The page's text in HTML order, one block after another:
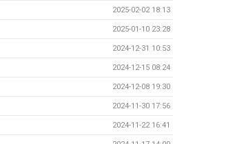
2025-02-02 18:13
2025-01-10 23:28
2024-12-31 10:53
2024-12-15 08:24
2024-12-08 19:30
2024-11-30 17:56
2024-11-22 16:41